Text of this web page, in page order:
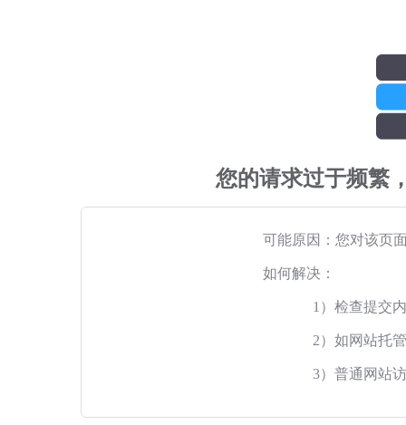
您的请求过于频繁
可能原因：您对该页
如何解决：
1）检查提交
2）如网站托
3）普通网站